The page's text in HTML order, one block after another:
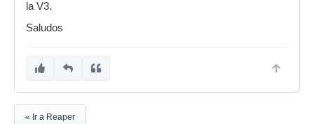
la V3.
Saludos
« Ir a Reaper